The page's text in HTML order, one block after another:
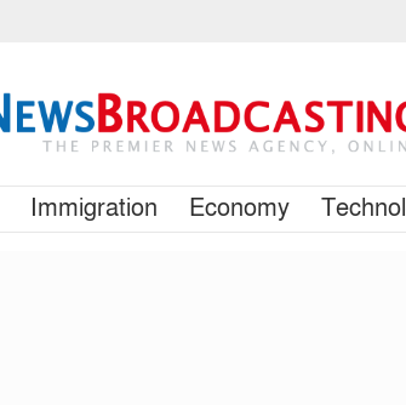
Immigration Economy